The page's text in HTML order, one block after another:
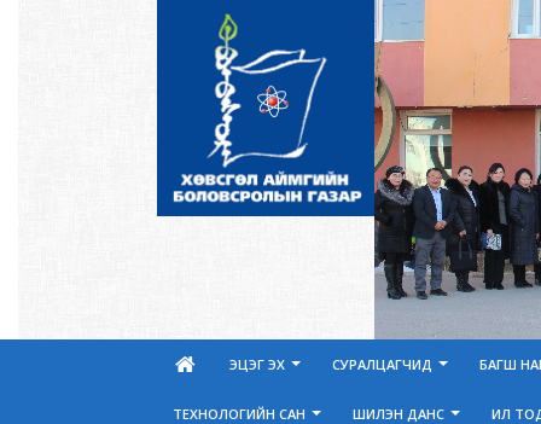
ЭЦЭГ ЭХ СУРАЛЦАГЧИД БАГШ
ТЕХНОЛОГИЙН САН ШИЛЭН ДАНС ИЛ